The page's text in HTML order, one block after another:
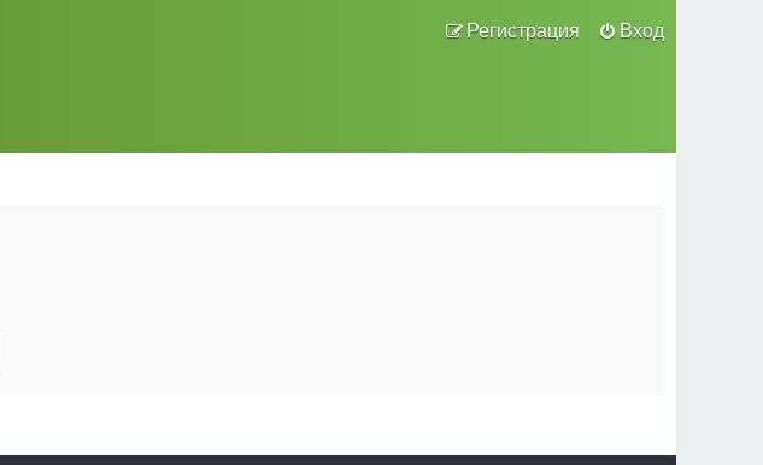
Вход
Регистрация